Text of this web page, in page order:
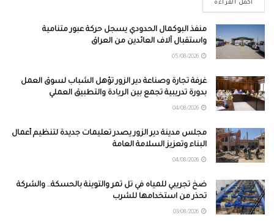
أكمل القراءة
منفذ البوكمال الحدودي يسجل حركة عبور متنامية
واستقبال آلاف العائدين من العراق
غرفة تجارة وصناعة دير الزور تؤهل الشباب لسوق العمل
بدورة تدريبية تجمع بين الريادة والتطبيق العملي
مجلس مدينة دير الزور يصدر تعليمات جديدة لتنظيم أعمال
البناء وتعزيز السلامة العامة
ضخ تجريبي للمياه في تل تمر والتوينة بالحسكة.. والشركة
تحذر من استخدامها للشرب